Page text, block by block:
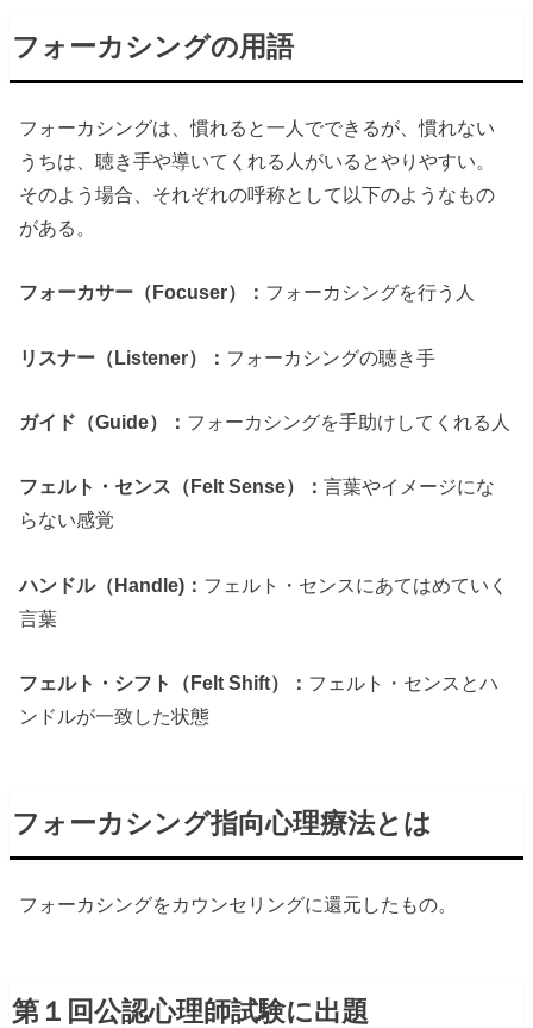
フォーカシングの用語
フォーカシングは、慣れると一人でできるが、慣れない
うちは、聴き手や導いてくれる人がいるとやりやすい。
そのよう場合、それぞれの呼称として以下のようなもの
がある。
フォーカサー（Focuser）： フォーカシングを行う人
リスナー（Listener）： フォーカシングの聴き手
ガイド（Guide）： フォーカシングを手助けしてくれる人
フェルト・センス（Felt Sense）：言葉やイメージにな
らない感覚
ハンドル（Handle)： フェルト・センスにあてはめていく
言葉
フェルト・シフト（Felt Shift）： フェルト・センスとハ
ンドルが一致した状態
フォーカシング指向心理療法とは
フォーカシングをカウンセリングに還元したもの。
第１回公認心理師試験に出題